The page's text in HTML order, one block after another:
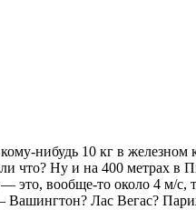
нибудь 10 кг в
что? Ну и на 400 метрах
это, вообще-то около 4 м/с,
Лас Вегас?